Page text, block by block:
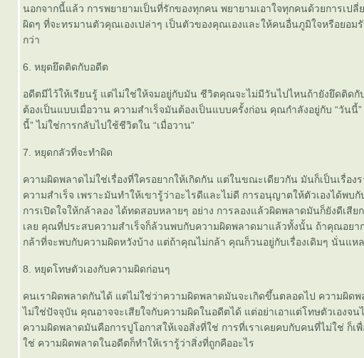
นอกจากนี้แล้ว การพยายามเป็นที่รักของทุกคน พยายามเอาใจทุกคนด้วยการเปลี่
ผิดๆ ที่จะทรมานตัวคุณเองเปล่าๆ เป็นตัวของคุณเองและให้คนอื่นภูมิใจหรือยอ
กว่า
6. หยุดยึดติดกับอดีต
อดีตมีไว้ให้เรียนรู้ แต่ไม่ใช่ให้จมอยู่กับมัน ชีวิตคุณจะไม่มีวันไปไหนถ้ายังยึดติดกั
ต้องเป็นแบบเมื่อวาน ความสำเร็จมันต้องเป็นแบบครั้งก่อน คุณกำลังอยู่กับ “วันนี้
นี้” ไม่ใช่การกลับไปใช้ชีวิตใน “เมื่อวาน”
7. หยุดกลัวที่จะทำผิด
ความผิดพลาดไม่ใช่เรื่องที่ใครอยากให้เกิดกัน แต่ในขณะเดียวกัน มันก็เป็นเรื่อ
ความสำเร็จ เพราะมันทำให้เขารู้ว่าอะไรดีและไม่ดี การอนุญาตให้ตัวเองได้พบ
การเปิดใจให้กล้าลอง ได้ทดสอบหลายๆ อย่าง การลองแล้วผิดพลาดมันก็ยังดีเสีย
เลย คุณที่ประสบความสำเร็จก็ล้วนพบกับความผิดพลาดมาแล้วทั้งนั้น ถ้าคุณอยา
กล้าที่จะพบกับความผิดหวังบ้าง แต่ถ้าคุณไม่กล้า คุณก็วนอยู่กับเรื่องเดิมๆ นั่นแห
8. หยุดโทษตัวเองกับความผิดก่อนๆ
คนเราผิดพลาดกันได้ แต่ไม่ใช่ว่าความผิดพลาดมันจะเกิดขึ้นตลอดไป ความผิด
ไม่ใช่ปัจจุบัน คุณอาจจะเสียใจกับความผิดในอดีตได้ แต่อย่าเอาแต่โทษตัวเองจน
ความผิดพลาดมันคือการปูโอกาสให้เจอสิ่งที่ใช่ การที่เราเคยคบกับคนที่ไม่ใช่ ก็เ
ช่ ความผิดพลาดในอดีตก็ทำให้เรารู้ว่าสิ่งที่ถูกคืออะไร